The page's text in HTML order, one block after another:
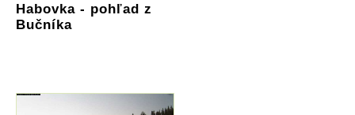
Habovka - pohľad z
Bučníka